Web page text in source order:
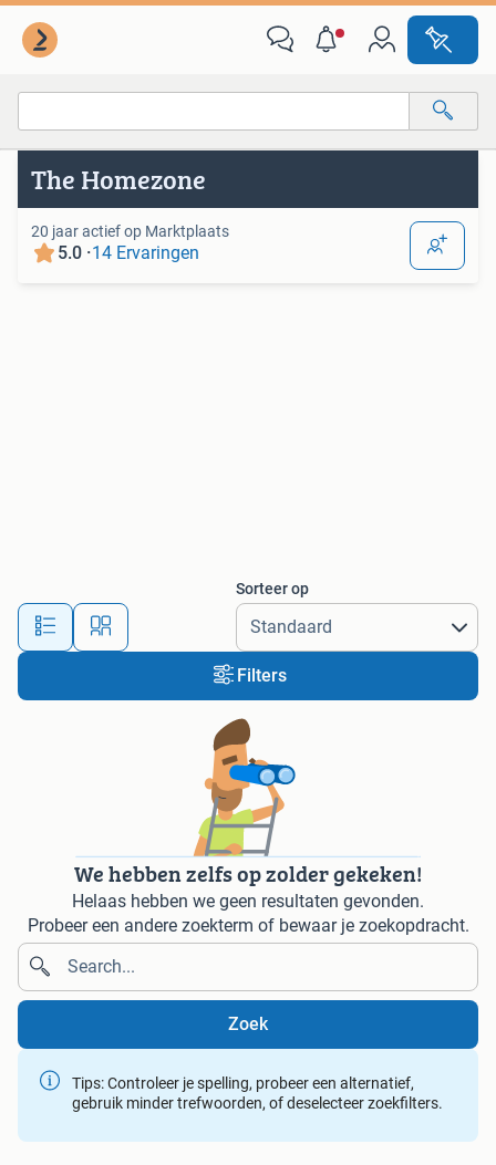
Alle afstanden…
Van deze adverteerder
The Homezone
20 jaar actief op Marktplaats
5.0 ·14 Ervaringen
Sorteer op
Filters
We hebben zelfs op zolder gekeken!
Helaas hebben we geen resultaten gevonden.
Probeer een andere zoekterm of bewaar je zoekopdracht.
Zoek
Tips: Controleer je spelling, probeer een alternatief,
gebruik minder trefwoorden, of deselecteer zoekfilters.